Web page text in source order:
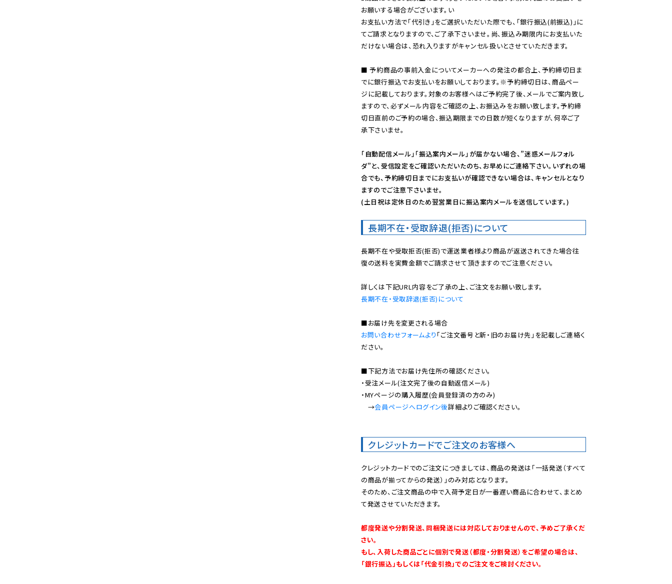
お願いする場合がございます。い
お支払い方法で「代引き」をご選択いただいた際でも、「銀行振込(前振込)」に
てご請求となりますので、ご了承下さいませ。尚、振込み期限内にお支払いた
だけない場合は、恐れ入りますがキャンセル扱いとさせていただきます。
■ 予約商品の事前入金についてメーカーへの発注の都合上、予約締切日ま
でに銀行振込でお支払いをお願いしております。※予約締切日は、商品ペー
ジに記載しております。対象のお客様へはご予約完了後、メールでご案内致し
ますので、必ずメール内容をご確認の上、お振込みをお願い致します。予約締
切日直前のご予約の場合、振込期限までの日数が短くなりますが、何卒ご了
承下さいませ。
「自動配信メール」「振込案内メール」が届かない場合、”迷惑メールフォル
ダ”と、受信設定をご確認いただいたのち、お早めにご連絡下さい。いずれの場
合でも、予約締切日までにお支払いが確認できない場合は、キャンセルとなり
ますのでご注意下さいませ。
(土日祝は定休日のため翌営業日に振込案内メールを送信しています。)
長期不在・受取辞退(拒否)について
長期不在や受取拒否(拒否)で運送業者様より商品が返送されてきた場合往
復の送料を実費金額でご請求させて頂きますのでご注意ください。
長期不在・受取辞退(拒否)について
お問い合わせフォームより 「ご注文番号と新・旧のお届け先」を記載しご連絡く
ださい。
■下記方法でお届け先住所の確認ください。
・受注メール(注文完了後の自動返信メール)
・MYページの購入履歴(会員登録済の方のみ)
→会員ページへログイン後詳細よりご確認ください。
クレジットカードでご注文のお客様へ
クレジットカードでのご注文につきましては、商品の発送は「一括発送（すべて
の商品が揃ってからの発送）」のみ対応となります。
そのため、ご注文商品の中で入荷予定日が一番遅い商品に合わせて、まとめ
て発送させていただきます。
都度発送や分割発送、同梱発送には対応しておりませんので、予めご了承くだ
さい。
もし、入荷した商品ごとに個別で発送（都度・分割発送）をご希望の場合は、
「銀行振込」もしくは「代金引換」でのご注文をご検討ください。